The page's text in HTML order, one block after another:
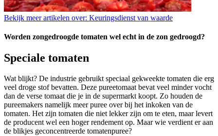
Bekijk meer artikelen over: Keuringsdienst van waarde
Worden zongedroogde tomaten wel echt in de zon gedroogd?
Speciale tomaten
Wat blijkt? De industrie gebruikt speciaal gekweekte tomaten die erg
veel droge stof bevatten. Deze pureetomaat bevat veel minder vocht
dan de verse tomaat die je in de supermarkt koopt. Zo houden de
pureemakers namelijk meer puree over bij het inkoken van de
tomaten. Het zijn tomaten die niet lekker zijn om te eten, maar levert
de producent wel een hoger rendement op. Maar wie verdient er aan
de blikjes geconcentreerde tomatenpuree?